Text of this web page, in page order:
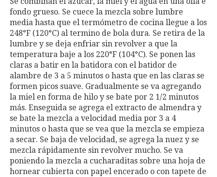
fondo grueso. Se cuece la mezcla sobre lumbre
media hasta que el termómetro de cocina llegue a los
248°F (120°C) al termino de bola dura. Se retira de la
lumbre y se deja enfriar sin revolver a que la
temperatura baje a los 220°F (104°C). Se ponen las
claras a batir en la batidora con el batidor de
alambre de 3 a 5 minutos o hasta que en las claras se
formen picos suave. Gradualmente se va agregando
la miel en forma de hilo y se bate por 2 1/2 minutos
más. Enseguida se agrega el extracto de almendra y
se bate la mezcla a velocidad media por 3 a 4
minutos o hasta que se vea que la mezcla se empieza
a secar. Se baja de velocidad, se agrega la nuez y se
mezcla rápidamente sin revolver mucho. Se va
poniendo la mezcla a cucharaditas sobre una hoja de
hornear cubierta con papel encerado o con tapete de